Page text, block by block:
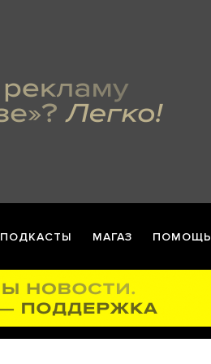
ПОДКАСТЫ МАГАЗ ПОМОЩЬ